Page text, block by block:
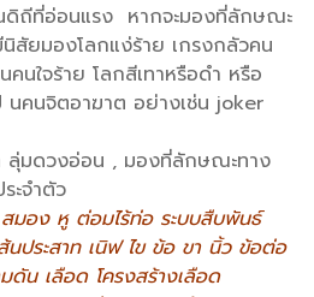
ถีที่อ่อนแรง หากจะมองที่ลักษณะ
ยมองโลกแง่ร้าย เกรงกลัวคน
นใจร้าย โลกสีเทาหรือดำ หรือ
คนจิตอาฆาต อย่างเช่น joker
ลุ่มดวงอ่อน , มองที่ลักษณะทาง
ะจำตัว
สมอง หู ต่อมไร้ท่อ ระบบสืบพันธ์
นประสาท เนิฟ ไข ข้อ ขา นิ้ว ข้อต่อ
ดัน เลือด โครงสร้างเลือด